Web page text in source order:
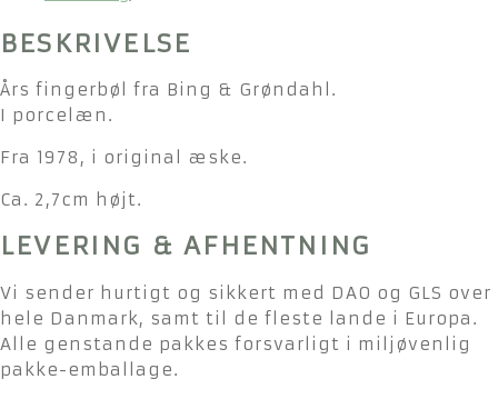
BESKRIVELSE
Års fingerbøl fra Bing & Grøndahl.
I porcelæn.
Fra 1978, i original æske.
Ca. 2,7cm højt.
LEVERING & AFHENTNING
Vi sender hurtigt og sikkert med DAO og GLS over
hele Danmark, samt til de fleste lande i Europa.
Alle genstande pakkes forsvarligt i miljøvenlig
pakke-emballage.